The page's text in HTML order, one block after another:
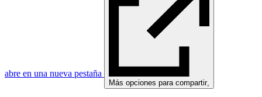
abre en una nueva pestaña
Más opciones para compartir,